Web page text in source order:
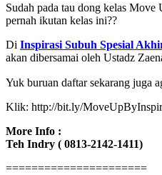
Sudah pada tau dong kelas Move
pernah ikutan kelas ini??
Di Inspirasi Subuh Spesial
akan dibersamai oleh Ustadz
Yuk buruan daftar sekarang juga
Klik: http://bit.ly/
More Info :
Teh Indry ( 0813-2142-1411)
======================